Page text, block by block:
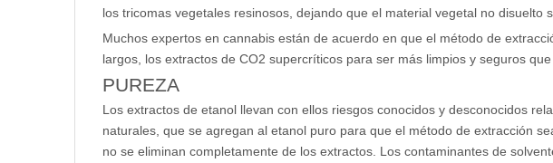
los tricomas vegetales resinosos, dejando que el material vegetal no disuelto
Muchos expertos en cannabis están de acuerdo en que el método de
largos, los extractos de CO2 supercríticos para ser más limpios y seguros
PUREZA
Los extractos de etanol llevan con ellos riesgos conocidos y desconocidos
naturales, que se agregan al etanol puro para que el método de extracción
no se eliminan completamente de los extractos. Los contaminantes de